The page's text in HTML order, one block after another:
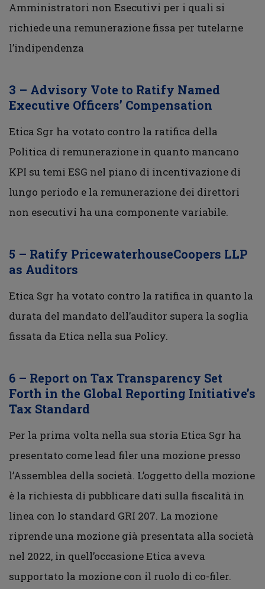
Amministratori non Esecutivi per i quali si
richiede una remunerazione fissa per tutelarne
l’indipendenza
3 – Advisory Vote to Ratify Named
Executive Officers’ Compensation
Etica Sgr ha votato contro la ratifica della
Politica di remunerazione in quanto mancano
KPI su temi ESG nel piano di incentivazione di
lungo periodo e la remunerazione dei direttori
non esecutivi ha una componente variabile.
5 – Ratify PricewaterhouseCoopers LLP
as Auditors
Etica Sgr ha votato contro la ratifica in quanto la
durata del mandato dell’auditor supera la soglia
fissata da Etica nella sua Policy.
6 – Report on Tax Transparency Set
Forth in the Global Reporting Initiative’s
Tax Standard
Per la prima volta nella sua storia Etica Sgr ha
presentato come lead filer una mozione presso
l’Assemblea della società. L’oggetto della mozione
è la richiesta di pubblicare dati sulla fiscalità in
linea con lo standard GRI 207. La mozione
riprende una mozione già presentata alla società
nel 2022, in quell’occasione Etica aveva
supportato la mozione con il ruolo di co-filer.